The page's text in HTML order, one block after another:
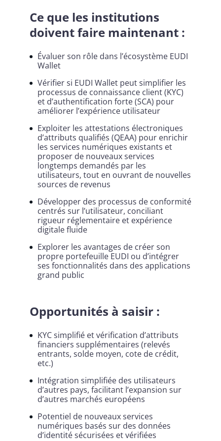
Ce que les institutions
doivent faire maintenant :
Évaluer son rôle dans l’écosystème EUDI
Wallet
Vérifier si EUDI Wallet peut simplifier les
processus de connaissance client (KYC)
et d’authentification forte (SCA) pour
améliorer l’expérience utilisateur
Exploiter les attestations électroniques
d’attributs qualifiés (QEAA) pour enrichir
les services numériques existants et
proposer de nouveaux services
longtemps demandés par les
utilisateurs, tout en ouvrant de nouvelles
sources de revenus
Développer des processus de conformité
centrés sur l’utilisateur, conciliant
rigueur réglementaire et expérience
digitale fluide
Explorer les avantages de créer son
propre portefeuille EUDI ou d’intégrer
ses fonctionnalités dans des applications
grand public
Opportunités à saisir :
KYC simplifié et vérification d’attributs
financiers supplémentaires (relevés
entrants, solde moyen, cote de crédit,
etc.)
Intégration simplifiée des utilisateurs
d’autres pays, facilitant l’expansion sur
d’autres marchés européens
Potentiel de nouveaux services
numériques basés sur des données
d’identité sécurisées et vérifiées